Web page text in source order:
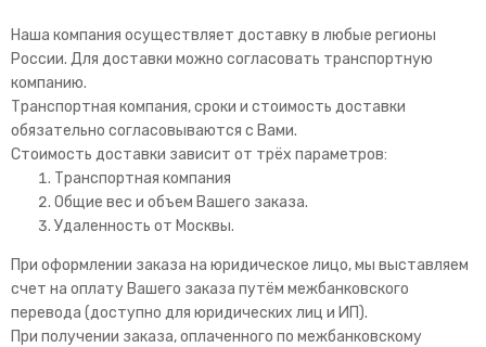
Наша компания осуществляет доставку в любые регионы
России. Для доставки можно согласовать транспортную
компанию.
Транспортная компания, сроки и стоимость доставки
обязательно согласовываются с Вами.
Стоимость доставки зависит от трёх параметров:
Транспортная компания
Общие вес и объем Вашего заказа.
Удаленность от Москвы.
При оформлении заказа на юридическое лицо, мы выставляем
счет на оплату Вашего заказа путём межбанковского
перевода (доступно для юридических лиц и ИП).
При получении заказа, оплаченного по межбанковскому